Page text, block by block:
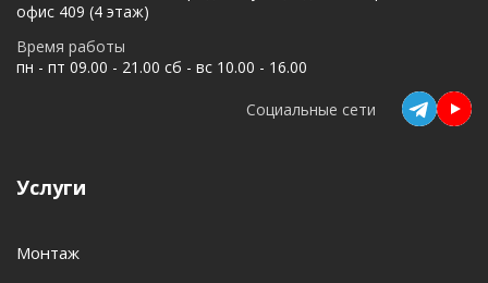
Услуги
Монтаж
офис 409 (4 этаж)
Время работы
пн - пт 09.00 - 21.00 сб - вс 10.00 - 16.00
Социальные сети